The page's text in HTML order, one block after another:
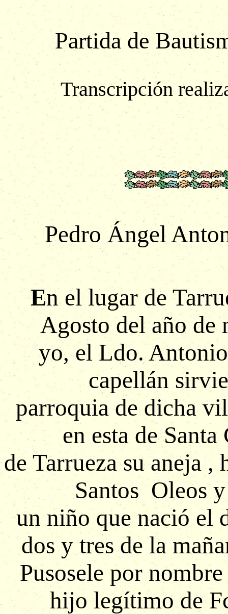
Partida de
Transcripción
Pedro Ángel
En el lugar de
Agosto del año de
yo, el Ldo.
capellán
parroquia de dicha
en esta de
de Tarrueza su aneja ,
Santos Oleos
un niño que nació el
dos y tres de la
Pusosele por
hijo legítimo de